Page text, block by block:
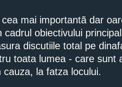
mai importantã dar
cadrul obiectivului
discutiile total pe
toata lumea - care sunt
cauza, la fatza locului.